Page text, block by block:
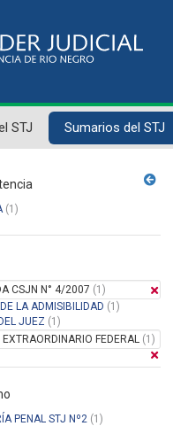
STJ Sumarios del STJ
(1)
CSJN N° 4/2007 (1)
LA ADMISIBILIDAD (1)
JUEZ (1)
EXTRAORDINARIO FEDERAL (1)
PENAL STJ Nº2 (1)